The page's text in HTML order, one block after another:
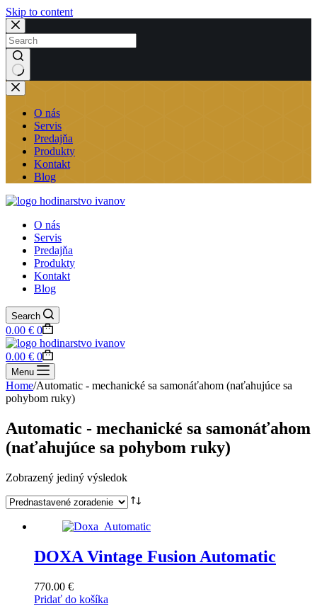
Skip to content
No
results
O nás
Servis
Predajňa
Produkty
Kontakt
Blog
O nás
Servis
Predajňa
Produkty
Kontakt
Blog
Search
Shopping
cart
0.00 € 0
Shopping
cart
0.00 € 0
Menu
Home/Automatic - mechanické sa samonáťahom (naťahujúce sa
pohybom ruky)
Automatic - mechanické sa samonáťahom
(naťahujúce sa pohybom ruky)
Zobrazený jediný výsledok
DOXA Vintage Fusion Automatic
770.00 €
Pridať do košíka